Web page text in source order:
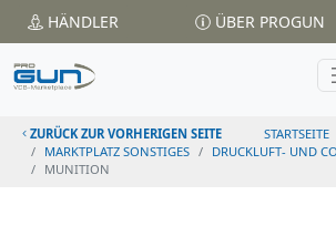
HÄNDLER ÜBER PROGUN
ZURÜCK ZUR VORHERIGEN SEITE
STARTSEITE
MARKTPLATZ SONSTIGES
DRUCKLUFT- UND
MUNITION